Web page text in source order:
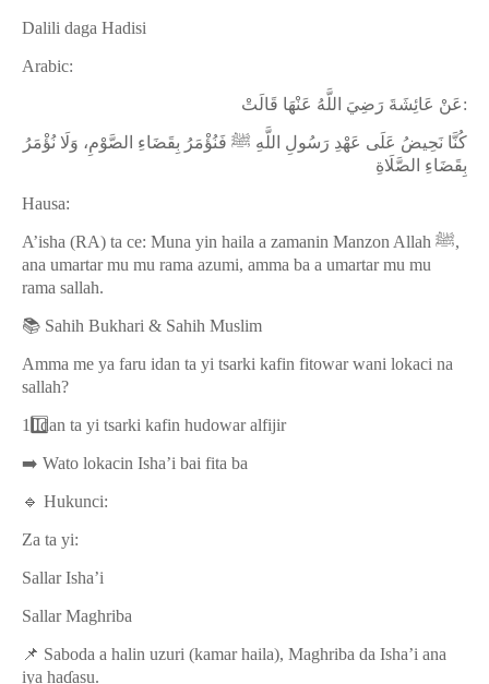
Dalili daga Hadisi
Arabic:
عَنْ عَائِشَةَ رَضِيَ اللَّهُ عَنْهَا قَالَتْ:
كُنَّا نَحِيضُ عَلَى عَهْدِ رَسُولِ اللَّهِ ﷺ فَنُؤْمَرُ بِقَضَاءِ الصَّوْمِ، وَلَا نُؤْمَرُ
بِقَضَاءِ الصَّلَاةِ
Hausa:
A’isha (RA) ta ce: Muna yin haila a zamanin Manzon Allah ﷺ,
ana umartar mu mu rama azumi, amma ba a umartar mu mu
rama sallah.
📚 Sahih Bukhari & Sahih Muslim
Amma me ya faru idan ta yi tsarki kafin fitowar wani lokaci na
sallah?
1️ Idan ta yi tsarki kafin hudowar alfijir
➡️ Wato lokacin Isha’i bai fita ba
🔹 Hukunci:
Za ta yi:
Sallar Isha’i
Sallar Maghriba
📌 Saboda a halin uzuri (kamar haila), Maghriba da Isha’i ana
iya haɗasu.